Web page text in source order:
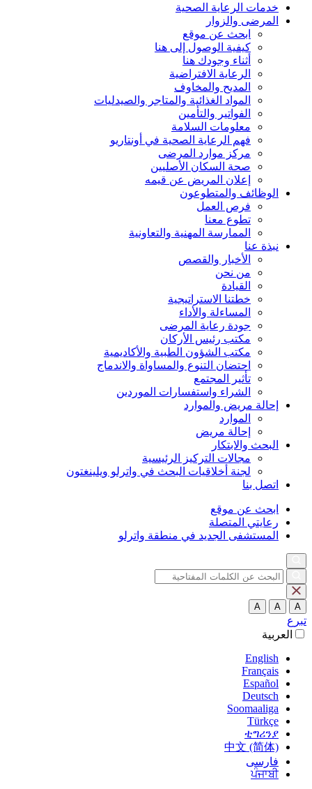
خدمات الرعاية الصحية
المرضى والزوار
ابحث عن موقع
كيفية الوصول إلى هنا
أثناء وجودك هنا
الرعاية الافتراضية
المديح والمخاوف
المواد الغذائية والمتاجر والصيدليات
الفواتير والتأمين
معلومات السلامة
فهم الرعاية الصحية في أونتاريو
مركز موارد المرضى
صحة السكان الأصليين
إعلان المريض عن قيمه
الوظائف والمتطوعون
فرص العمل
تطوع معنا
الممارسة المهنية والتعاونية
نبذة عنا
الأخبار والقصص
من نحن
القيادة
خطتنا الاستراتيجية
المساءلة والأداء
جودة رعاية المرضى
مكتب رئيس الأركان
مكتب الشؤون الطبية والأكاديمية
احتضان التنوع والمساواة والاندماج
تأثير المجتمع
الشراء واستفسارات الموردين
إحالة مريض والموارد
الموارد
إحالة مريض
البحث والابتكار
مجالات التركيز الرئيسية
لجنة أخلاقيات البحث في واترلو ويلينغتون
اتصل بنا
ابحث عن موقع
رعايتي المتصلة
المستشفى الجديد في منطقة واترلو
A
A
A
تبرع
العربية‏
English
Français
Español
Deutsch
Soomaaliga
Türkçe
ቲግሪንያ
中文 (简体)
فارسی
ਪੰਜਾਬੀ